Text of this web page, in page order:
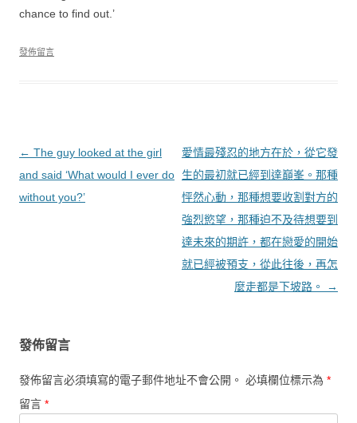
chance to find out.’
發佈留言
文章導覽
← The guy looked at the girl
and said ‘What would I ever do
without you?’
愛情最殘忍的地方在於，從它發
生的最初就已經到達巔峯。那種
怦然心動，那種想要收割對方的
強烈慾望，那種迫不及待想要到
達未來的期許，都在戀愛的開始
就已經被預支，從此往後，再怎
麼走都是下坡路。
→
發佈留言
發佈留言必須填寫的電子郵件地址不會公開。 必填欄位標示為 *
留言 *